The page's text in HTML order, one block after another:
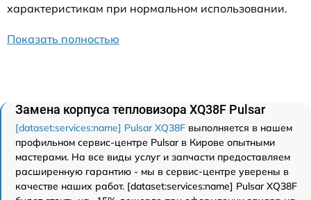
характеристикам при нормальном использовании.
Показать полностью
Замена корпуса тепловизора XQ38F Pulsar
[dataset:services:name] Pulsar XQ38F выполняется в нашем
профильном сервис-центре Pulsar в Кирове опытными
мастерами. На все виды услуг и запчасти предоставляем
расширенную гарантию - мы в сервис-центре уверены в
качестве наших работ. [dataset:services:name] Pulsar XQ38F